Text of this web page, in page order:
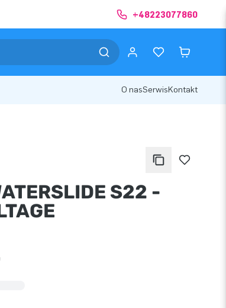
+48223077860
O nasSerwisKontakt
S22 -